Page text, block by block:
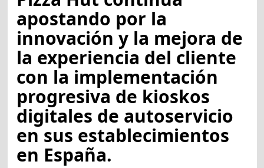
apostando por la
innovación y la mejora de
la experiencia del cliente
con la implementación
progresiva de kioskos
digitales de autoservicio
en sus establecimientos
en España.